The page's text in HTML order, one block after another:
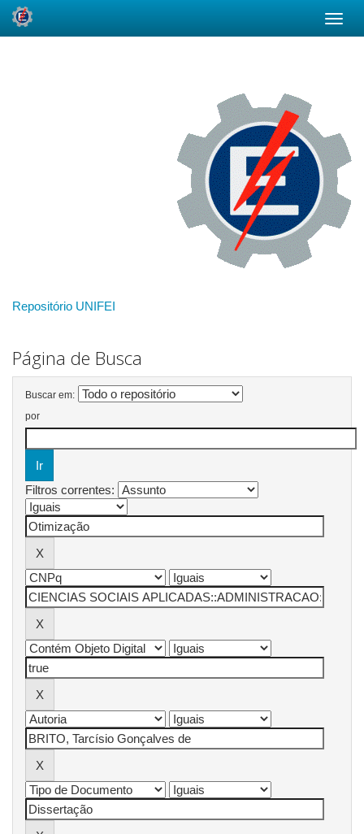
Repositório UNIFEI
Página de Busca
Buscar em:
por
Filtros correntes: